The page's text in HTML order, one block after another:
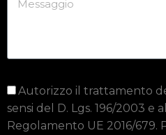
Autorizzo il trattamento
sensi del D. Lgs. 196/2003 e
Regolamento UE 2016/679.